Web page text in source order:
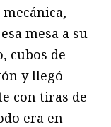
mesa a su
cubos de
y llegó
con tiras de
era en